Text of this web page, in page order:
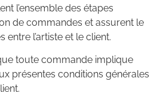
l’ensemble des étapes
de commandes et assurent le
l’artiste et le client.
toute commande implique
présentes conditions générales